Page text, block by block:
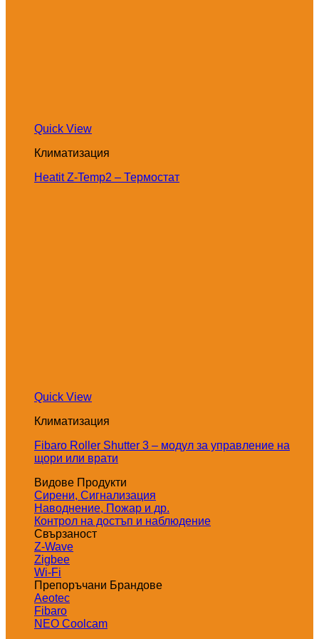
Quick View
Климатизация
Heatit Z-Temp2 – Термостат
Quick View
Климатизация
Fibaro Roller Shutter 3 – модул за управление на
щори или врати
Видове Продукти
Сирени, Сигнализация
Наводнение, Пожар и др.
Контрол на достъп и наблюдение
Свързаност
Z-Wave
Zigbee
Wi-Fi
Препоръчани Брандове
Aeotec
Fibaro
NEO Coolcam